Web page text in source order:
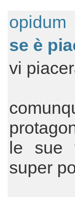
opidum
se è
vi
le sue
super